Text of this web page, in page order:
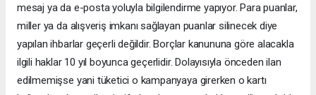
mesaj ya da e-posta yoluyla bilgilendirme yapıyor. Para puanlar,
miller ya da alışveriş imkanı sağlayan puanlar silinecek diye
yapılan ihbarlar geçerli değildir. Borçlar kanununa göre alacakla
ilgili haklar 10 yıl boyunca geçerlidir. Dolayısıyla önceden ilan
edilmemişse yani tüketici o kampanyaya girerken o kartı